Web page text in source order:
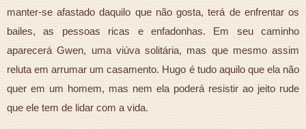
manter-se afastado daquilo que não gosta, terá de enfrentar os
bailes, as pessoas ricas e enfadonhas. Em seu caminho
aparecerá Gwen, uma viúva solitária, mas que mesmo assim
reluta em arrumar um casamento. Hugo é tudo aquilo que ela não
quer em um homem, mas nem ela poderá resistir ao jeito rude
que ele tem de lidar com a vida.